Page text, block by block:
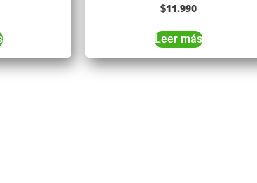
$11.990
Leer más